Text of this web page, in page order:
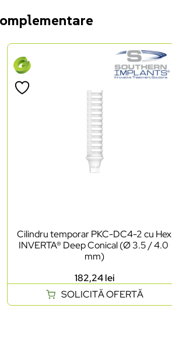
Cilindru temporar PKC-DC4-2 cu Hex
INVERTA® Deep Conical (Ø 3.5 / 4.0
mm)
182,24lei
SOLICITĂ OFERTĂ